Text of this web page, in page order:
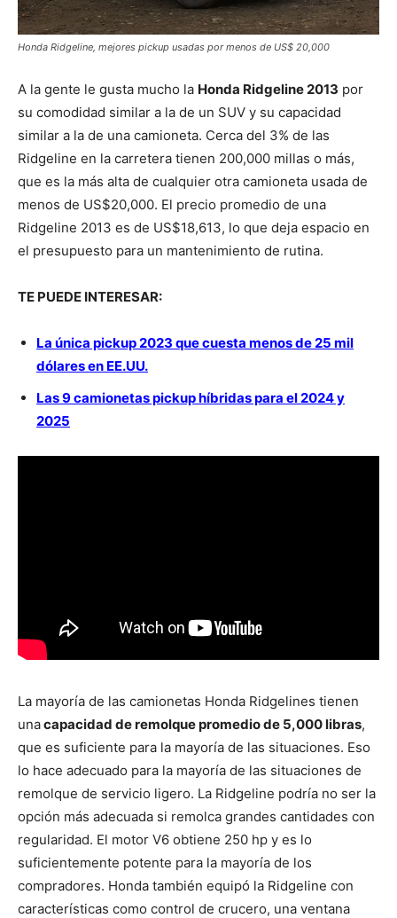
Honda Ridgeline, mejores pickup usadas por menos de US$ 20,000
A la gente le gusta mucho la Honda Ridgeline 2013 por
su comodidad similar a la de un SUV y su capacidad
similar a la de una camioneta. Cerca del 3% de las
Ridgeline en la carretera tienen 200,000 millas o más,
que es la más alta de cualquier otra camioneta usada de
menos de US$20,000. El precio promedio de una
Ridgeline 2013 es de US$18,613, lo que deja espacio en
el presupuesto para un mantenimiento de rutina.
TE PUEDE INTERESAR:
La única pickup 2023 que cuesta menos de 25 mil
dólares en EE.UU.
Las 9 camionetas pickup híbridas para el 2024 y
2025
La mayoría de las camionetas Honda Ridgelines tienen
unacapacidad de remolque promedio de 5,000 libras,
que es suficiente para la mayoría de las situaciones. Eso
lo hace adecuado para la mayoría de las situaciones de
remolque de servicio ligero. La Ridgeline podría no ser la
opción más adecuada si remolca grandes cantidades con
regularidad. El motor V6 obtiene 250 hp y es lo
suficientemente potente para la mayoría de los
compradores. Honda también equipó la Ridgeline con
características como control de crucero, una ventana